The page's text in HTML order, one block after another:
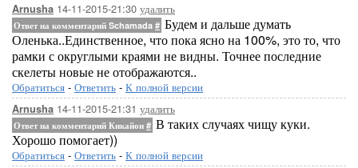
Arnusha 14-11-2015-21:30 удалить
Ответ на комментарий Schamada # Будем и дальше думать
Оленька..Единственное, что пока ясно на 100%, это то, что
рамки с округлыми краями не видны. Точнее последние
скелеты новые не отображаются..
Обратиться - Ответить - К полной версии
Arnusha 14-11-2015-21:31 удалить
Ответ на комментарий Кикайон # В таких случаях чищу куки.
Хорошо помогает))
Обратиться - Ответить - К полной версии